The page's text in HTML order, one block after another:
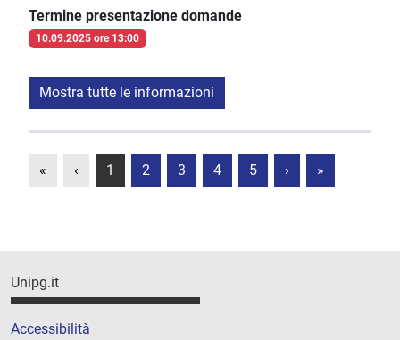
Termine presentazione domande
10.09.2025 ore 13:00
Mostra tutte le informazioni
« ‹ 1 2 3 4 5 › »
Unipg.it
Accessibilità